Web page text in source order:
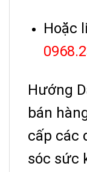
Hoặc
Hướng
bán
cấp các
sóc sức